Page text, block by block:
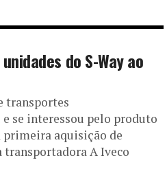
do S-Way ao
transportes
se interessou pelo produto
primeira aquisição de
transportadora A Iveco